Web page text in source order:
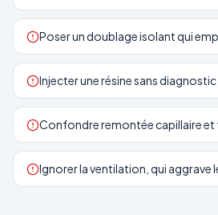
Poser un doublage isolant qui
Injecter une résine sans
Confondre remontée capillaire et
Ignorer la ventilation, qui aggrave